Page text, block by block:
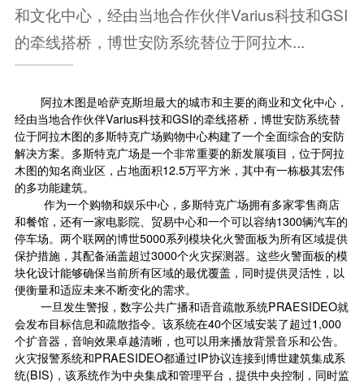
和文化中心，经由当地合作伙伴Varius科技和GSI
的牵线搭桥，博世安防系统替位于阿拉木...
阿拉木图是哈萨克斯坦最大的城市和主要的商业和文化中心，
经由当地合作伙伴Varius科技和GSI的牵线搭桥，博世安防系统替
位于阿拉木图的多斯特克广场购物中心构建了一个全面综合的安防
解决方案。多斯特克广场是一个非常重要的新发展项目，位于阿拉
木图的知名商业区，占地面积12.5万平方米，其中有一栋极其宏伟
的多功能建筑。
作为一个购物和娱乐中心，多斯特克广场拥有多家零售商店
和餐馆，还有一家电影院、贸易中心和一个可以容纳1300辆汽车的
停车场。两个联网的博世5000系列模块化火警面板为所有区域提供
保护措施，其配备涵盖超过3000个火灾探测器。这些火警面板的模
块化设计能够确保当前所有区域的最优覆盖，同时提供灵活性，以
便衡量和适应未来不断变化的需求。
一旦发生警报，数字公共广播和语音疏散系统PRAESIDEO就
会发布目标信息和疏散指令。该系统在40个区域安装了超过1,000
个扩音器，音响效果卓越清晰，也可以用来播放背景音乐和公告。
火灾报警系统和PRAESIDEO都通过IP协议连接到博世建筑集成系
统(BIS)，该系统作为中央集成和管理平台，提供中央控制，同时监